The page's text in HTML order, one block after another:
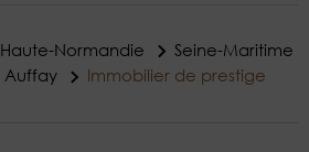
Haute-Normandie
Seine-Maritime
Auffay Immobilier de prestige